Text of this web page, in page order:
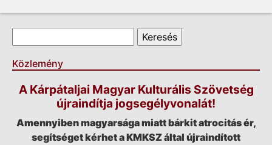
Keresés űrlap
Közlemény
A Kárpátaljai Magyar Kulturális Szövetség
újraindítja jogsegélyvonalát!
Amennyiben magyarsága miatt bárkit atrocitás ér,
segítséget kérhet a KMKSZ által újraindított